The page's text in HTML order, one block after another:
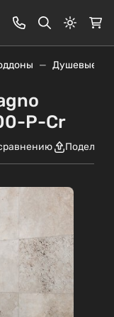
Душевые
P-Cr